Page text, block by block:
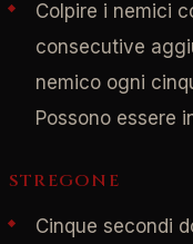
Colpire i nemici
consecutive
nemico ogni
Possono essere
STREGONE
Cinque secondi